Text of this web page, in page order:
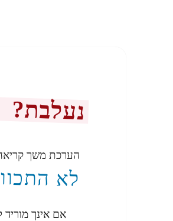
נעלבת?
הערכת משך
לא
אם אינך